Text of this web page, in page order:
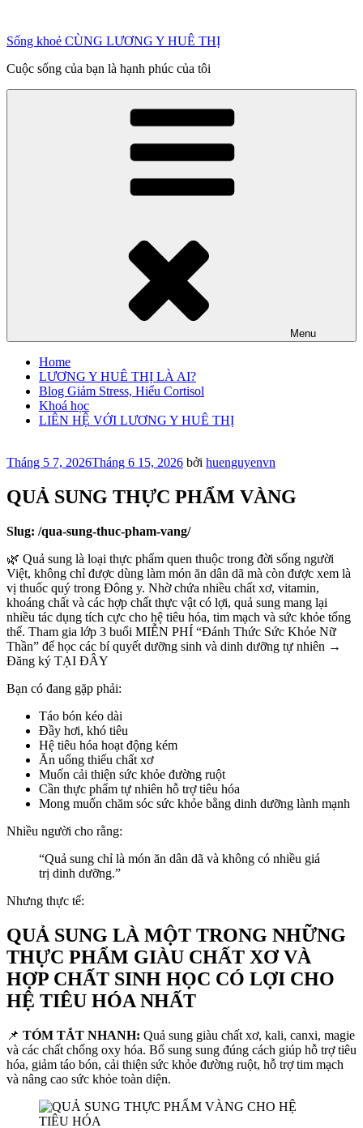
phần
dung
Sống khoẻ CÙNG LƯƠNG Y HUÊ THỊ
Cuộc sống của bạn là hạnh phúc của tôi
Menu
Home
LƯƠNG Y HUÊ THỊ LÀ AI?
Blog Giảm Stress, Hiểu Cortisol
Khoá học
LIÊN HỆ VỚI LƯƠNG Y HUÊ THỊ
Đăng
Tháng 5 7, 2026Tháng 6 15, 2026 bởi huenguyenvn
QUẢ SUNG THỰC PHẨM VÀNG
Slug: /qua-sung-thuc-pham-vang/
🌿 Quả sung là loại thực phẩm quen thuộc trong đời sống người
Việt, không chỉ được dùng làm món ăn dân dã mà còn được xem là
vị thuốc quý trong Đông y. Nhờ chứa nhiều chất xơ, vitamin,
khoáng chất và các hợp chất thực vật có lợi, quả sung mang lại
nhiều tác dụng tích cực cho hệ tiêu hóa, tim mạch và sức khỏe tổng
thể. Tham gia lớp 3 buổi MIỄN PHÍ “Đánh Thức Sức Khỏe Nữ
Thần” để học các bí quyết dưỡng sinh và dinh dưỡng tự nhiên →
Đăng ký TẠI ĐÂY
Bạn có đang gặp phải:
Táo bón kéo dài
Đầy hơi, khó tiêu
Hệ tiêu hóa hoạt động kém
Ăn uống thiếu chất xơ
Muốn cải thiện sức khỏe đường ruột
Cần thực phẩm tự nhiên hỗ trợ tiêu hóa
Mong muốn chăm sóc sức khỏe bằng dinh dưỡng lành mạnh
Nhiều người cho rằng:
“Quả sung chỉ là món ăn dân dã và không có nhiều giá
trị dinh dưỡng.”
Nhưng thực tế:
QUẢ SUNG LÀ MỘT TRONG NHỮNG
THỰC PHẨM GIÀU CHẤT XƠ VÀ
HỢP CHẤT SINH HỌC CÓ LỢI CHO
HỆ TIÊU HÓA NHẤT
📌 TÓM TẮT NHANH: Quả sung giàu chất xơ, kali, canxi, magie
và các chất chống oxy hóa. Bổ sung sung đúng cách giúp hỗ trợ tiêu
hóa, giảm táo bón, cải thiện sức khỏe đường ruột, hỗ trợ tim mạch
và nâng cao sức khỏe toàn diện.